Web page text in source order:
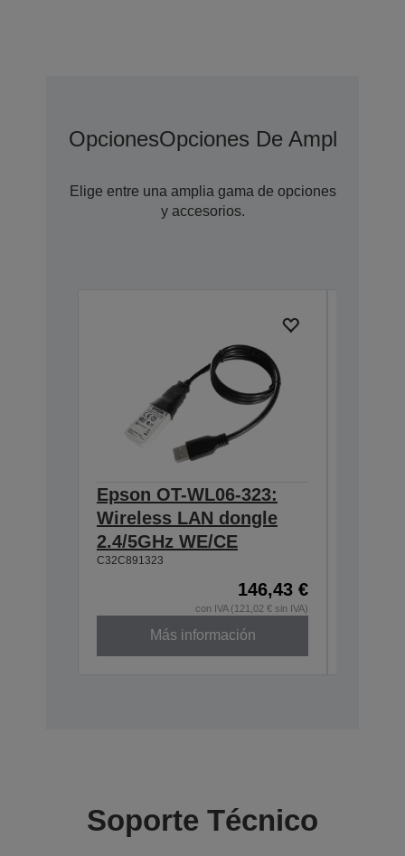
OpcionesOpciones De Ampliación
Elige entre una amplia gama de opciones
y accesorios.
Epson OT-WL06-323:
Wireless LAN dongle
2.4/5GHz WE/CE
C32C891323
146,43 €
con IVA (121,02 € sin IVA)
Más información
Soporte Técnico